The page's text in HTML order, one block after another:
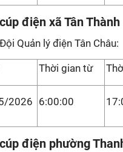
điện xã Tân Thành
Quản lý điện Tân Châu:
Thời gian từ
2026 6:00:00
điện phường